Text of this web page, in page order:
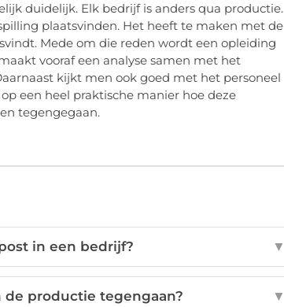
duidelijk. Elk bedrijf is anders qua productie.
plaatsvinden. Het heeft te maken met de
Mede om die reden wordt een opleiding
vooraf een analyse samen met het
kijkt men ook goed met het personeel
een heel praktische manier hoe deze
tegengegaan.
in een bedrijf? ▼
productie tegengaan? ▼